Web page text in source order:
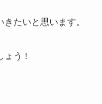
たいと思います。
ょう !